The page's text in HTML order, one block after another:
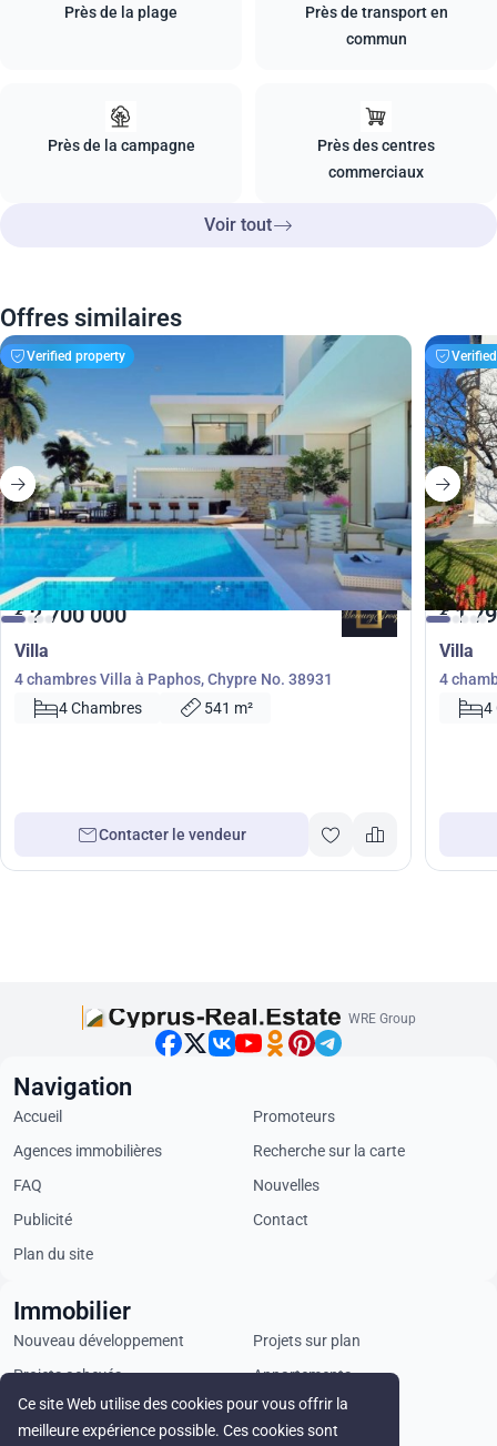
Près de la plage
Près de transport en
commun
Près de la campagne
Près des centres
commerciaux
Voir tout
Offres similaires
Verified property
€2 700 000
Villa
4 chambres Villa à Paphos, Chypre No. 38931
4 Chambres
541 m²
Contacter le vendeur
€1
Villa
4
No.
4
Ce site Web utilise des cookies pour vous offrir la
meilleure expérience possible. Ces cookies sont
WRE Group
Navigation
Accueil
Promoteurs
Agences immobilières
Recherche sur la carte
FAQ
Nouvelles
Publicité
Contact
Plan du site
Immobilier
Nouveau développement
Projets sur plan
Projets achevés
Appartements
Penthouses
Villas